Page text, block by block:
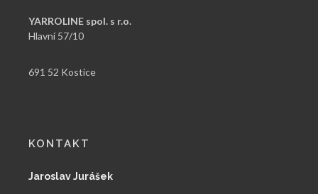
YARROLINE spol. s r.o.
Hlavní 57/10
691 52 Kostice
KONTAKT
Jaroslav Jurášek